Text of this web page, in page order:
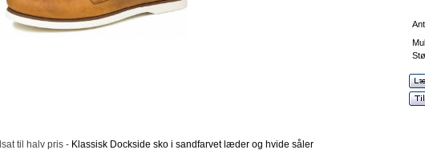
til halv pris - Klassisk Dockside sko i sandfarvet læder og hvide såler